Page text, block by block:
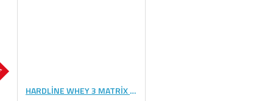
HARDLİNE WHEY 3 MATRİX 210 GR